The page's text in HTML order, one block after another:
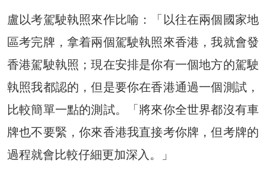
盧以考駕駛執照來作比喻：「以往在兩個國家地
區考完牌，拿着兩個駕駛執照來香港，我就會發
香港駕駛執照；現在安排是你有一個地方的駕駛
執照我都認的，但是要你在香港通過一個測試，
比較簡單一點的測試。「將來你全世界都沒有車
牌也不要緊，你來香港我直接考你牌，但考牌的
過程就會比較仔細更加深入。」